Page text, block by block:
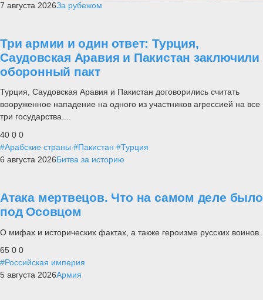
7 августа 2026За рубежом
Три армии и один ответ: Турция,
Саудовская Аравия и Пакистан заключили
оборонный пакт
Турция, Саудовская Аравия и Пакистан договорились считать
вооруженное нападение на одного из участников агрессией на все
три государства....
40 0 0
#Арабские страны #Пакистан #Турция
6 августа 2026Битва за историю
Атака мертвецов. Что на самом деле было
под Осовцом
О мифах и исторических фактах, а также героизме русских воинов.
65 0 0
#Российская империя
5 августа 2026Армия